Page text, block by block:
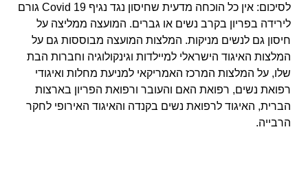
לסיכום: אין כל הוכחה מדעית שחיסון נגד נגיף Covid 19 גורם
לירידה בפריון בקרב נשים או גברים. המועצה ממליצה על
חיסון גם לנשים מניקות. המלצות המועצה מבוססות גם על
המלצות האיגוד הישראלי למיילדות וגינקולוגיה וחברות הבת
שלו, על המלצות המרכז האמריקאי למניעת מחלות ואיגודי
רפואת נשים, רפואת האם והעובר ורפואת הפריון בארצות
הברית, האיגוד לרפואת נשים בקנדה והאיגוד האירופי לחקר
הרבייה.